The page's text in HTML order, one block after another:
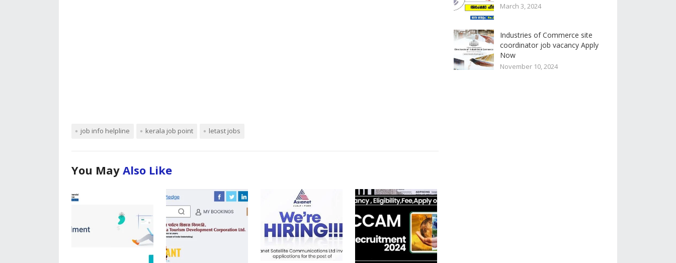
job info helpline kerala job point letast jobs
You May Also Like
March 3, 2024
Industries of Commerce site
coordinator job vacancy Apply
Now
November 10, 2024